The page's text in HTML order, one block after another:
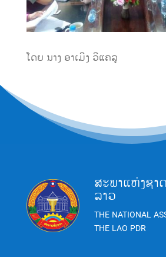
ໂດຍ ນາງ ອາເມີງ ວີແຄລູ
ສະພາແຫ່ງຊ
ລາວ
THE NATIONAL
THE LAO PDR